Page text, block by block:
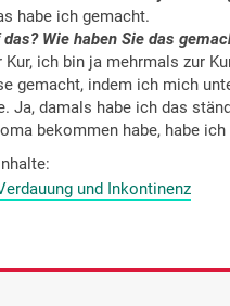
habe ich gemacht.
Wie haben Sie das
Kur, ich bin ja mehrmals zur
gemacht, indem ich mich
Ja, damals habe ich das
bekommen habe, habe
und Inkontinenz